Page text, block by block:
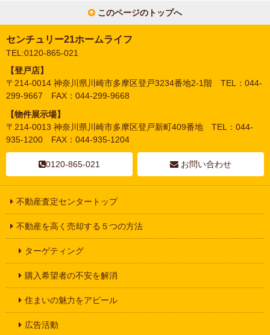
このページのトップへ
センチュリー21ホームライフ
TEL:0120-865-021
【登戸店】
〒214-0014 神奈川県川崎市多摩区登戸3234番地2-1階 TEL：044-
299-9667 FAX：044-299-9668
【物件展示場】
〒214-0013 神奈川県川崎市多摩区登戸新町409番地 TEL：044-
935-1200 FAX：044-935-1204
0120-865-021 お問い合わせ
不動産査定センタートップ
不動産を高く売却する５つの方法
ターゲティング
購入希望者の不安を解消
住まいの魅力をアピール
広告活動